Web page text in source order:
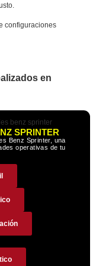
configuraciones
en
SPRINTER
Benz Sprinter, una
operativas de tu